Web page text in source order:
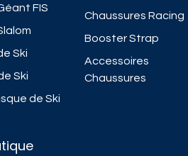
FIS
Ski
Ski
de Ski
Chaussures Racing
Booster Strap
Accessoires
Chaussures